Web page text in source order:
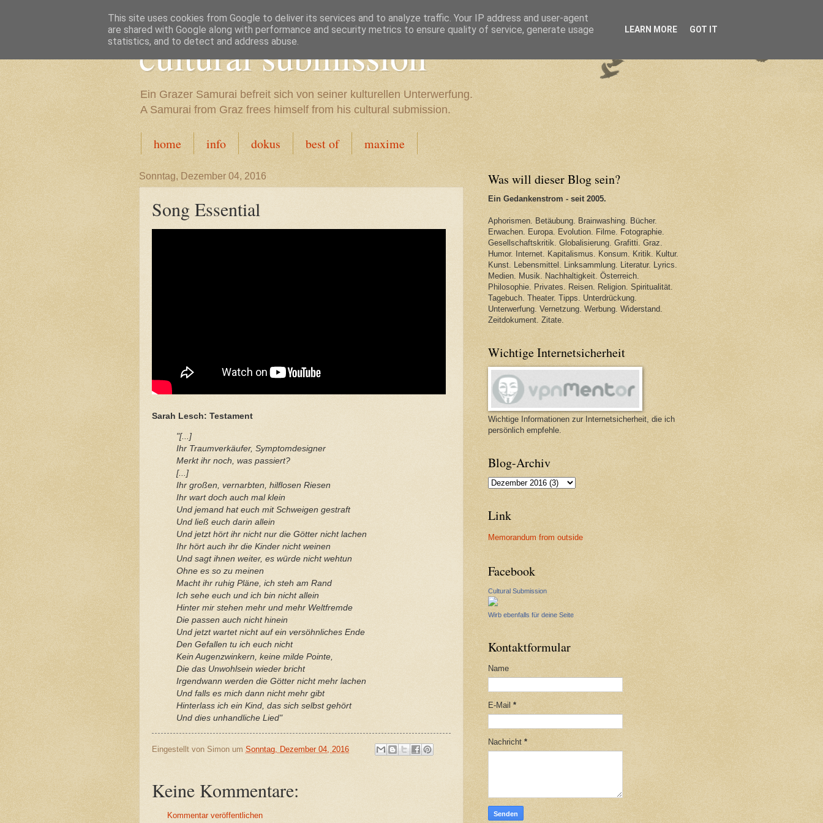
cultural submission
Ein Grazer Samurai befreit sich von seiner kulturellen Unterwerfung.
A Samurai from Graz frees himself from his cultural submission.
home info dokus best of maxime
Sonntag, Dezember 04, 2016
Song Essential
Sarah Lesch: Testament
"[...]
Ihr Traumverkäufer, Symptomdesigner
Merkt ihr noch, was passiert?
[...]
Ihr großen, vernarbten, hilflosen Riesen
Ihr wart doch auch mal klein
Und jemand hat euch mit Schweigen gestraft
Und ließ euch darin allein
Und jetzt hört ihr nicht nur die Götter nicht lachen
Ihr hört auch ihr die Kinder nicht weinen
Und sagt ihnen weiter, es würde nicht wehtun
Ohne es so zu meinen
Macht ihr ruhig Pläne, ich steh am Rand
Ich sehe euch und ich bin nicht allein
Hinter mir stehen mehr und mehr Weltfremde
Die passen auch nicht hinein
Und jetzt wartet nicht auf ein versöhnliches Ende
Den Gefallen tu ich euch nicht
Kein Augenzwinkern, keine milde Pointe,
Die das Unwohlsein wieder bricht
Irgendwann werden die Götter nicht mehr lachen
Und falls es mich dann nicht mehr gibt
Hinterlass ich ein Kind, das sich selbst gehört
Und dies unhandliche Lied"
Eingestellt von Simon um Sonntag, Dezember 04, 2016
Keine Kommentare:
Kommentar veröffentlichen
Was will dieser Blog sein?
Ein Gedankenstrom - seit 2005.
Aphorismen. Betäubung. Brainwashing. Bücher.
Erwachen. Europa. Evolution. Filme. Fotographie.
Gesellschaftskritik. Globalisierung. Grafitti. Graz.
Humor. Internet. Kapitalismus. Konsum. Kritik. Kultur.
Kunst. Lebensmittel. Linksammlung. Literatur. Lyrics.
Medien. Musik. Nachhaltigkeit. Österreich.
Philosophie. Privates. Reisen. Religion. Spiritualität.
Tagebuch. Theater. Tipps. Unterdrückung.
Unterwerfung. Vernetzung. Werbung. Widerstand.
Zeitdokument. Zitate.
Wichtige Internetsicherheit
Wichtige Informationen zur Internetsicherheit, die ich
persönlich empfehle.
Blog-Archiv
Link
Memorandum from outside
Facebook
Cultural Submission
Wirb ebenfalls für deine Seite
Kontaktformular
Name
E-Mail *
Nachricht *
This site uses cookies from Google to deliver its services and to analyze traffic. Your IP address and user-agent
are shared with Google along with performance and security metrics to ensure quality of service, generate usage
statistics, and to detect and address abuse.
LEARN MORE GOT IT